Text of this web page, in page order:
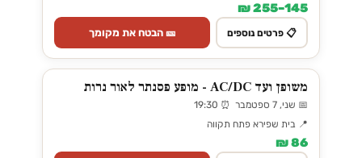
145–255 ₪
📋 פרטים נוספים 🎫 הבטח את מקומך
משופן ועד AC/DC - מופע פסנתר לאור נרות
📅 שני, 7 ספטמבר ⏰ 19:30
📍 בית שפירא פתח תקווה
86 ₪